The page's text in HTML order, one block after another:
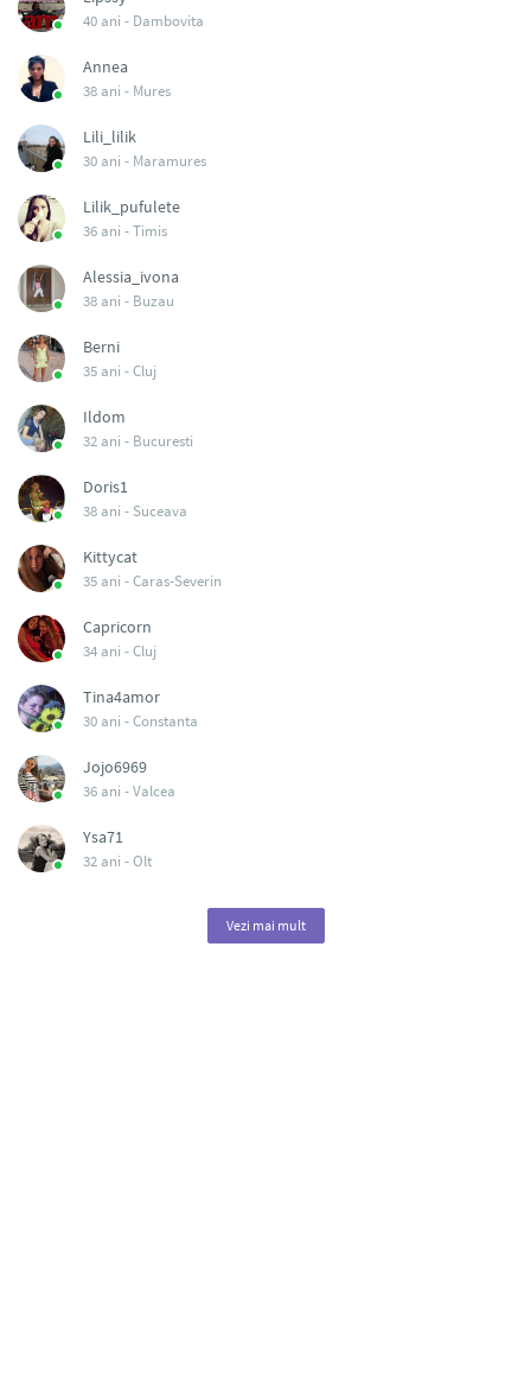
40 ani - Dambovita
Annea
38 ani - Mures
Lili_lilik
30 ani - Maramures
Lilik_pufulete
36 ani -Timis
Alessia_ivona
38 ani - Buzau
Berni
35 ani -Cluj
Ildom
32 ani - Bucuresti
Doris1
38 ani - Suceava
Kittycat
35 ani -Caras-Severin
Capricorn
34 ani -Cluj
Tina4amor
30 ani -Constanta
Jojo6969
36 ani -Valcea
Ysa71
32 ani -Olt
Vezi mai mult